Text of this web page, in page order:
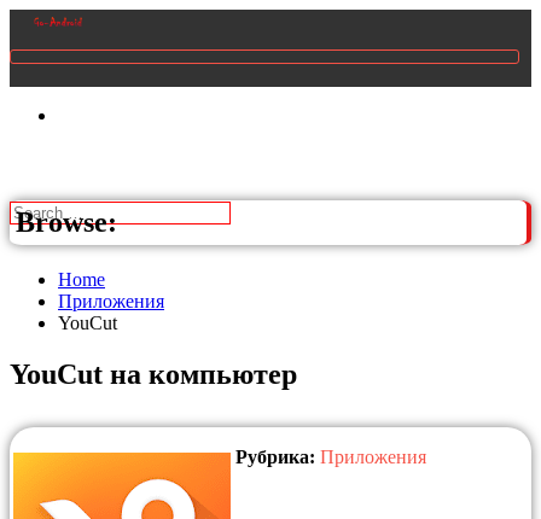
Browse:
Home
Приложения
YouCut
YouCut на компьютер
Рубрика: Приложения